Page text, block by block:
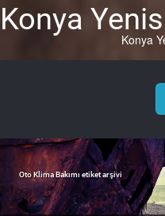
Konya
Konya
Oto Klima Bakımı etiket arşivi